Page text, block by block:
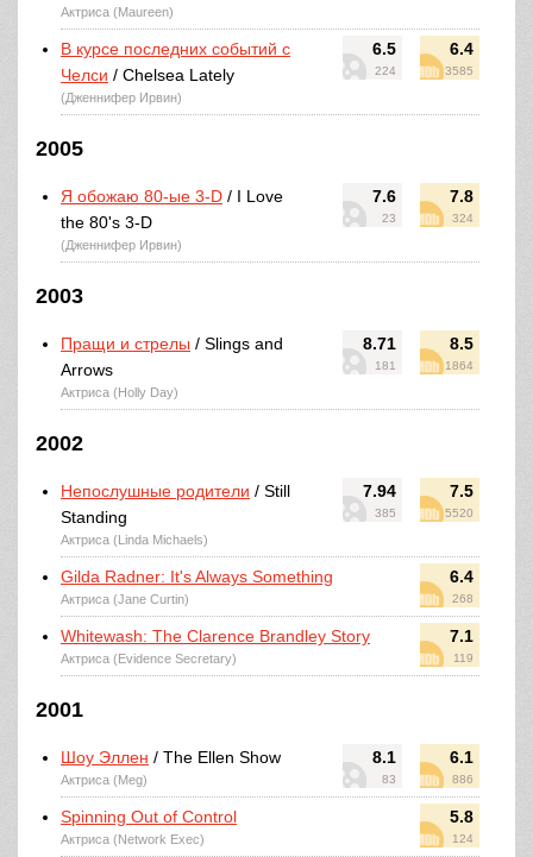
Актриса (Maureen)
6.5
224
6.4
3585
В курсе последних событий с
Челси / Chelsea Lately
(Дженнифер Ирвин)
2005
7.6
23
7.8
324
Я обожаю 80-ые 3-D / I Love
the 80's 3-D
(Дженнифер Ирвин)
2003
8.71
181
8.5
1864
Пращи и стрелы / Slings and
Arrows
Актриса (Holly Day)
2002
7.94
385
7.5
5520
Непослушные родители / Still
Standing
Актриса (Linda Michaels)
6.4
268
Gilda Radner: It's Always Something
Актриса (Jane Curtin)
7.1
119
Whitewash: The Clarence Brandley Story
Актриса (Evidence Secretary)
2001
8.1
83
6.1
886
Шоу Эллен / The Ellen Show
Актриса (Meg)
5.8
124
Spinning Out of Control
Актриса (Network Exec)